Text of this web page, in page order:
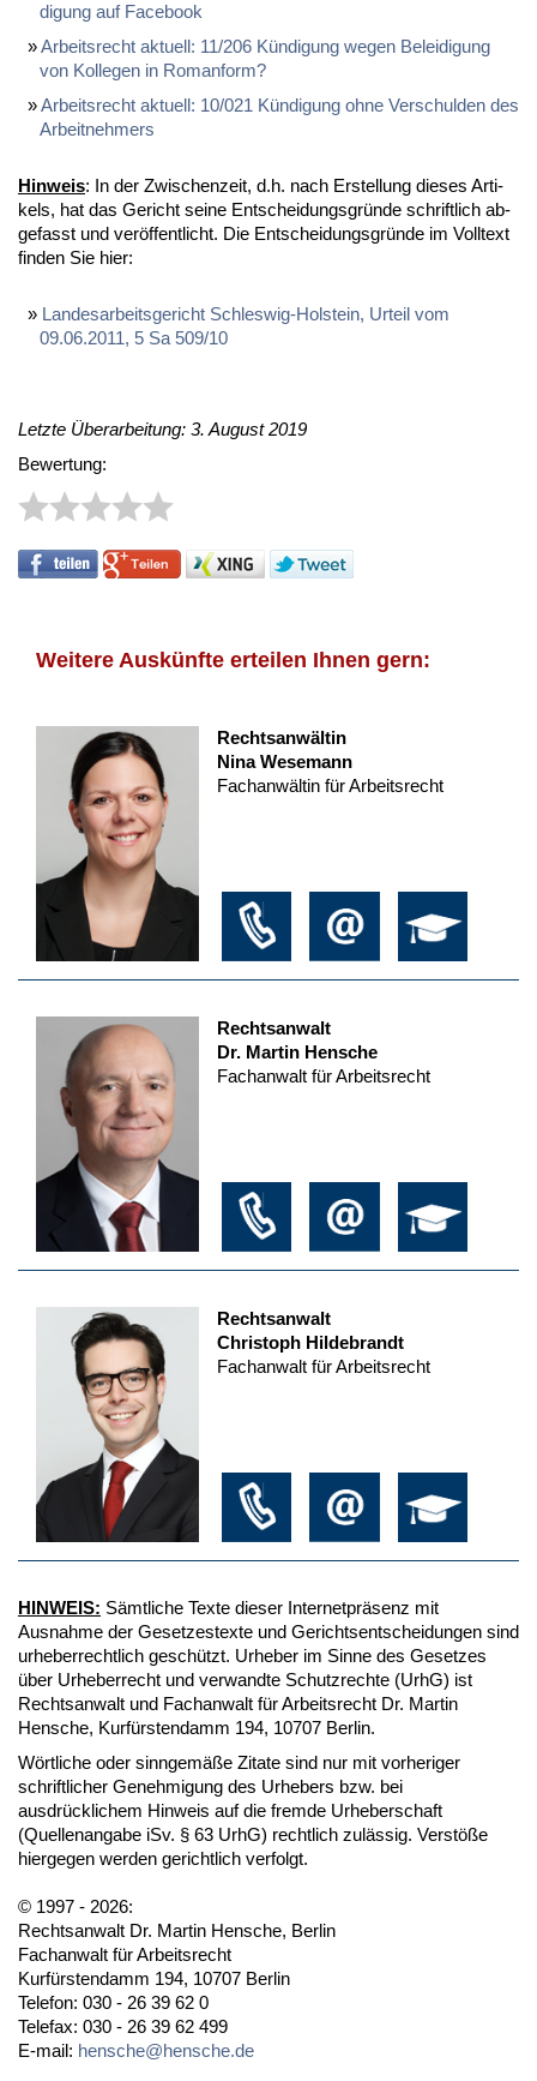
di­gung auf Face­book
Ar­beits­recht ak­tu­ell: 11/206 Kün­di­gung we­gen Be­lei­di­gung
von Kol­le­gen in Ro­man­form?
Ar­beits­recht ak­tu­ell: 10/021 Kün­di­gung oh­ne Ver­schul­den des
Ar­beit­neh­mers
Hin­weis: In der Zwi­schen­zeit, d.h. nach Er­stel­lung die­ses Ar­ti­
kels, hat das Ge­richt sei­ne Ent­schei­dungs­grün­de schrift­lich ab­
ge­fasst und ver­öf­fent­licht. Die Ent­schei­dungs­grün­de im Voll­text
fin­den Sie hier:
Lan­des­ar­beits­ge­richt Schles­wig-Hol­stein, Ur­teil vom
09.06.2011, 5 Sa 509/10
Letzte Überarbeitung: 3. August 2019
Bewertung:
Weitere Auskünfte erteilen Ihnen gern:
Rechtsanwältin
Nina Wesemann
Fachanwältin für Arbeitsrecht
Rechtsanwalt
Dr. Martin Hensche
Fachanwalt für Arbeitsrecht
Rechtsanwalt
Christoph Hildebrandt
Fachanwalt für Arbeitsrecht
HINWEIS: Sämtliche Texte dieser Internetpräsenz mit
Ausnahme der Gesetzestexte und Gerichtsentscheidungen sind
urheberrechtlich geschützt. Urheber im Sinne des Gesetzes
über Urheberrecht und verwandte Schutzrechte (UrhG) ist
Rechtsanwalt und Fachanwalt für Arbeitsrecht Dr. Martin
Hensche, Kurfürstendamm 194, 10707 Berlin.
Wörtliche oder sinngemäße Zitate sind nur mit vorheriger
schriftlicher Genehmigung des Urhebers bzw. bei
ausdrücklichem Hinweis auf die fremde Urheberschaft
(Quellenangabe iSv. § 63 UrhG) rechtlich zulässig. Verstöße
hiergegen werden gerichtlich verfolgt.
© 1997 - 2026:
Rechtsanwalt Dr. Martin Hensche, Berlin
Fachanwalt für Arbeitsrecht
Kurfürstendamm 194, 10707 Berlin
Telefon: 030 - 26 39 62 0
Telefax: 030 - 26 39 62 499
E-mail: hensche@hensche.de